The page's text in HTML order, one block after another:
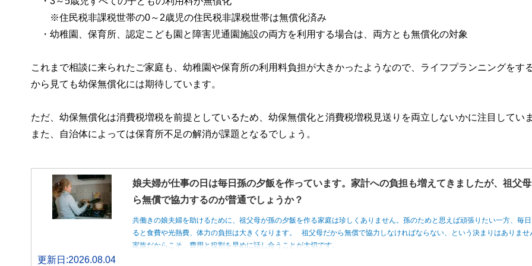
※住民税非課税世帯の0～2歳児の住民税非課税世帯は無償化済み
・幼稚園、保育所、認定こども園と障害児通園施設の両方を利用する場合は、両方とも無償化の対象
これまで相談に来られたご家庭も、幼稚園や保育所の利用料負担が大きかったようなので、ライフプランニングをす
から見ても幼保無償化には期待しています。
ただ、幼保無償化は消費税増税を前提としているため、幼保無償化と消費税増税見送りを両立しないかに注目していま
また、自治体によっては保育所不足の解消が課題となるでしょう。
娘夫婦が仕事の日は毎日孫の夕飯を作っています。家計への負担も増えてきましたが、祖父
ら無償で協力するのが普通でしょうか？
共働きの娘夫婦を助けるために、祖父母が孫の夕飯を作る家庭は珍しくありません。孫のためと思えば頑張りたい一方、毎日
ると食費や光熱費、体力の負担は大きくなります。 祖父母だから無償で協力しなければならない、という決まりはありませ
家族だからこそ、費用と役割を早めに話し合うことが大切です。
更新日:2026.08.04